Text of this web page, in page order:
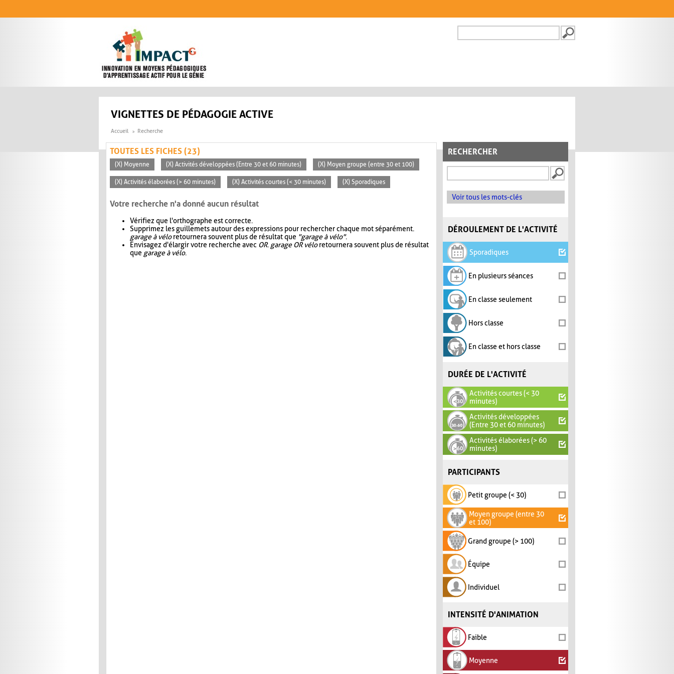
FORMULAIRE DE
VIGNETTES DE PÉDAGOGIE ACTIVE
Accueil Recherche
RECHERCHER
Voir tous les mots-clés
DÉROULEMENT DE L'ACTIVITÉ
Sporadiques
En plusieurs séances
En classe seulement
Hors classe
En classe et hors classe
DURÉE DE L'ACTIVITÉ
Activités courtes (< 30
minutes)
Activités développées
(Entre 30 et 60 minutes)
Activités élaborées (> 60
minutes)
PARTICIPANTS
Petit groupe (< 30)
Moyen groupe (entre 30
et 100)
Grand groupe (> 100)
Équipe
Individuel
INTENSITÉ D'ANIMATION
Faible
Moyenne
TOUTES LES FICHES (23)
(X) Moyenne (X) Activités développées (Entre 30 et 60 minutes) (X) Moyen groupe (entre 30 et 100)
(X) Activités élaborées (> 60 minutes) (X) Activités courtes (< 30 minutes) (X) Sporadiques
Votre recherche n'a donné aucun résultat
Vérifiez que l'orthographe est correcte.
Supprimez les guillemets autour des expressions pour rechercher chaque mot séparément.
garage à véloretournera souvent plus de résultat que "garage à vélo".
Envisagez d'élargir votre recherche avec OR. garage OR véloretournera souvent plus de résultat
que garage à vélo.